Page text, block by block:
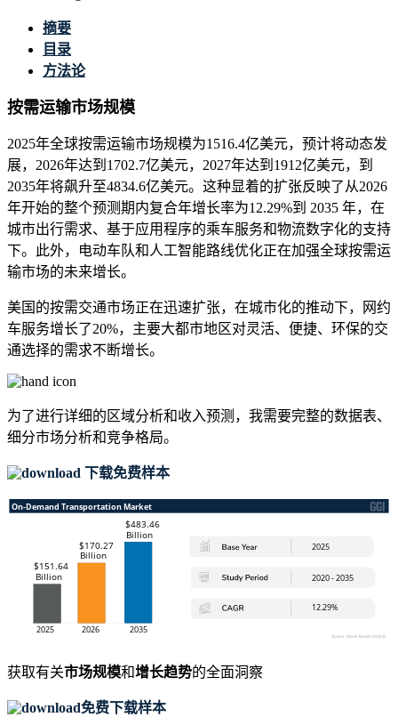
摘要
目录
方法论
按需运输市场规模
2025年全球按需运输市场规模为1516.4亿美元，预计将动态发
展，2026年达到1702.7亿美元，2027年达到1912亿美元，到
2035年将飙升至4834.6亿美元。这种显着的扩张反映了从2026
年开始的整个预测期内复合年增长率为12.29%到 2035 年，在
城市出行需求、基于应用程序的乘车服务和物流数字化的支持
下。此外，电动车队和人工智能路线优化正在加强全球按需运
输市场的未来增长。
美国的按需交通市场正在迅速扩张，在城市化的推动下，网约
车服务增长了20%，主要大都市地区对灵活、便捷、环保的交
通选择的需求不断增长。
为了进行详细的区域分析和收入预测，我需要完整的数据表、
细分市场分析和竞争格局。
下载免费样本
获取有关市场规模和增长趋势的全面洞察
免费下载样本